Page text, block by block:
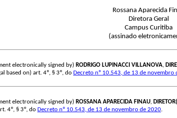
Rossana Aparecida
Diretora Geral
Campus Curitiba
(assinado
electronically signed by) RODRIGO LUPINACCI VILLANOVA,
based on) art. 4º, § 3º, do Decreto nº 10.543, de 13 de novembro
electronically signed by) ROSSANA APARECIDA FINAU,
4º, § 3º, do Decreto nº 10.543, de 13 de novembro de 2020.